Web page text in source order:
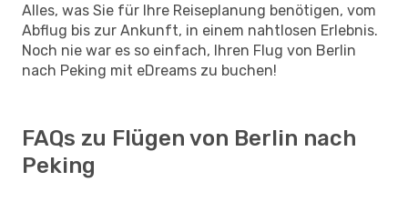
Alles, was Sie für Ihre Reiseplanung benötigen, vom
Abflug bis zur Ankunft, in einem nahtlosen Erlebnis.
Noch nie war es so einfach, Ihren Flug von Berlin
nach Peking mit eDreams zu buchen!
FAQs zu Flügen von Berlin nach
Peking